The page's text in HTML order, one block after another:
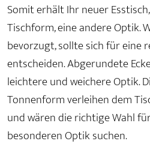
Somit erhält Ihr neuer
Tischform, eine andere Optik.
bevorzugt, sollte sich für eine
entscheiden. Abgerundete
leichtere und weichere Optik.
Tonnenform verleihen dem
und wären die richtige Wahl
besonderen Optik suchen.